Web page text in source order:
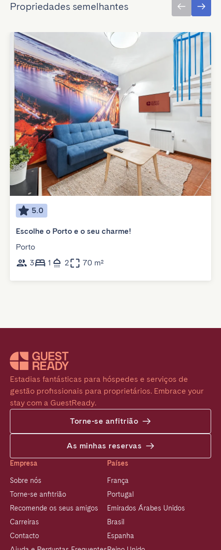
Propriedades semelhantes
5.0
Escolhe o Porto e o seu charme!
Porto
3
1 2 70 m²
Estadias fantásticas para hóspedes e serviços de
gestão profissionais para proprietários. Embrace your
stay com a GuestReady.
Torne-se anfitrião
As minhas reservas
Empresa
Sobre nós
Torne-se anfitrião
Recomende os seus amigos
Carreiras
Contacto
Países
França
Portugal
Emirados Árabes Unidos
Brasil
Espanha